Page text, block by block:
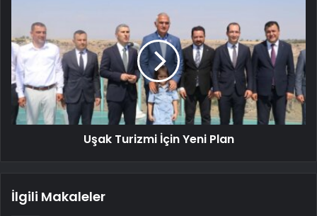
Uşak Turizmi İçin Yeni Plan
İlgili Makaleler